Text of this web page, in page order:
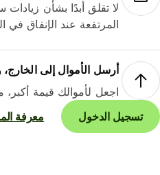
لا تقلق أبدًا بشأن زيادات
المرتفعة عند الإنفاق في
أرسل الأموال إلى الخارج،
اجعل لأموالك قيمة أكبر،
تسجيل الدخول
معرفة